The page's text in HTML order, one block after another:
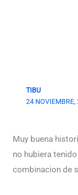
TIBU
24
Muy buena
no hubiera
combinacion de